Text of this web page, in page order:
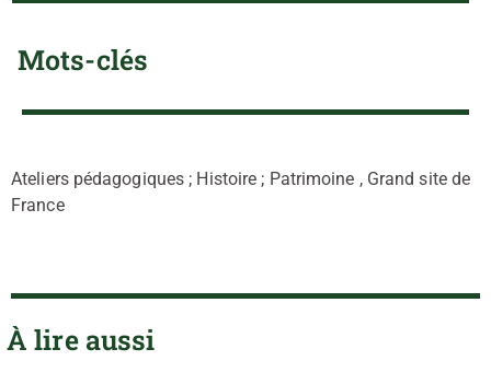
Mots-clés
Ateliers pédagogiques ; Histoire ; Patrimoine , Grand site de
France
À lire aussi